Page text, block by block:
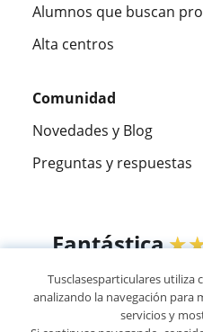
Alumnos que buscan
Alta centros
Comunidad
Novedades y Blog
Preguntas y respuestas
Fantástica
305883
Tusclasesparticulares utiliza
analizando la navegación para
servicios y